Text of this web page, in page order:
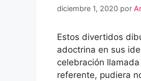
diciembre 1, 2020 por
Estos divertidos
adoctrina en sus
celebración
referente, pudiera